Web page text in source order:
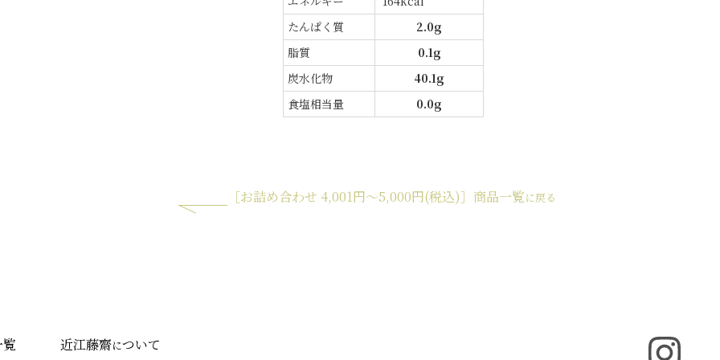
たんぱく質
2.0g
脂質
0.1g
炭水化物
40.1g
食塩相当量
0.0g
［お詰め合わせ 4,001円～5,000円(税込)］商品一覧に戻る
近江藤齋について